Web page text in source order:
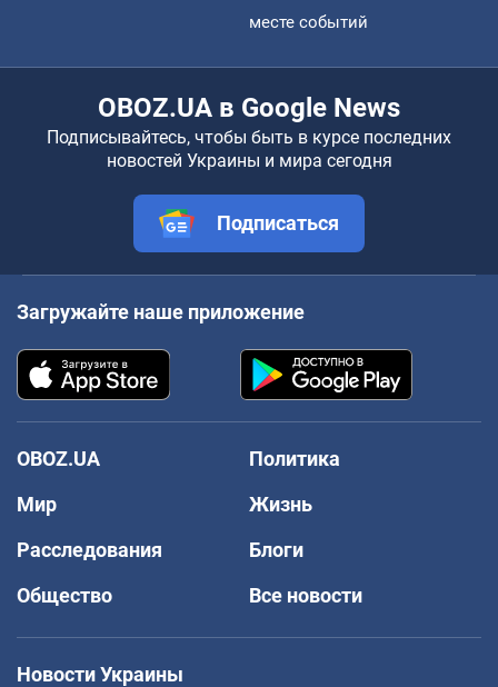
месте событий
OBOZ.UA в Google News
Подписывайтесь, чтобы быть в курсе последних
новостей Украины и мира сегодня
Подписаться
Загружайте наше приложение
OBOZ.UA
Политика
Мир
Жизнь
Расследования
Блоги
Общество
Все новости
Новости Украины